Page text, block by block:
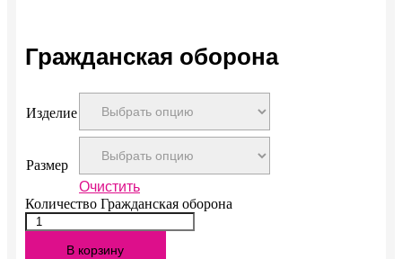
Гражданская оборона
Изделие
Размер
Очистить
Количество Гражданская оборона
В корзину